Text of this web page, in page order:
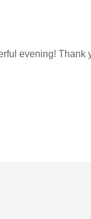
evening! Thank